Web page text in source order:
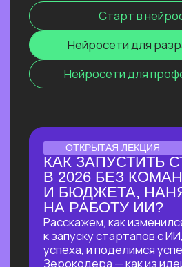
ОНЛАЙН-СЕМИНАР
ПО ПЕРПЛЕКСИТИ ИИ ДЛЯ
ПЕДАГОГОВ
И РЕПЕТИТОРОВ
Соберем «вау-урок» для ваших
учеников и студентов за минуты
и расскажем, как сделать это
стабильной практикой.
Узнать подробнее
ПО ПРИМЕНЕНИЮ ИИ
ДЛЯ ЮРИДИЧЕСКИХ ЗАДАЧ
В прямом эфире мы покажем, как
с помощью ИИ автоматизировать
до 90% работы со сложными
документами, за минуты проверять
их на соответствие законодательству
и кратно сократить время на рутинные
задачи!
Узнать подробнее